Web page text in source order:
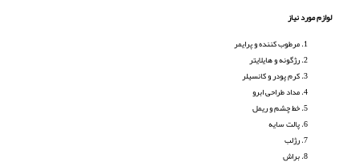
لوازم مورد نیاز
مرطوب کننده و پرایمر
رژگونه و هایلایتر
کرم پودر و کانسیلر
مداد طراحی ابرو
خط چشم و ریمل
پالت سایه
رژلب
براش